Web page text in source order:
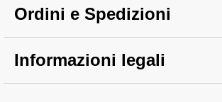
Ordini e Spedizioni
Informazioni legali